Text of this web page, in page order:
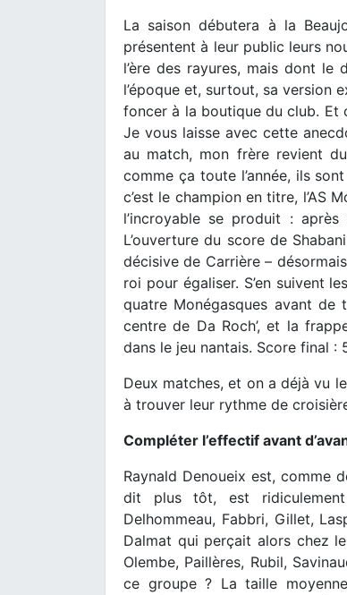
La saison débutera à la
présentent à leur public leurs
l’ère des rayures, mais dont
l’époque et, surtout, sa version
foncer à la boutique du club. Et
Je vous laisse avec cette
au match, mon frère revient
comme ça toute l’année, ils
c’est le champion en titre, l’AS
l’incroyable se produit :
L’ouverture du score de
décisive de Carrière –
roi pour égaliser. S’en suivent
quatre Monégasques avant
centre de Da Roch’, et la
dans le jeu nantais. Score final :
Deux matches, et on a déjà vu
à trouver leur rythme de
Compléter l’effectif avant
Raynald Denoueix est, comme
dit plus tôt, est ridiculement
Delhommeau, Fabbri, Gillet,
Dalmat qui perçait alors chez
Olembe, Paillères, Rubil,
ce groupe ? La taille